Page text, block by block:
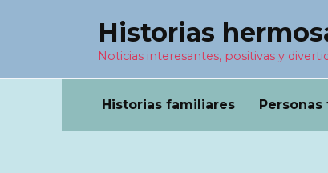
Historias
Noticias interesantes, positivas y
Historias familiares Personas